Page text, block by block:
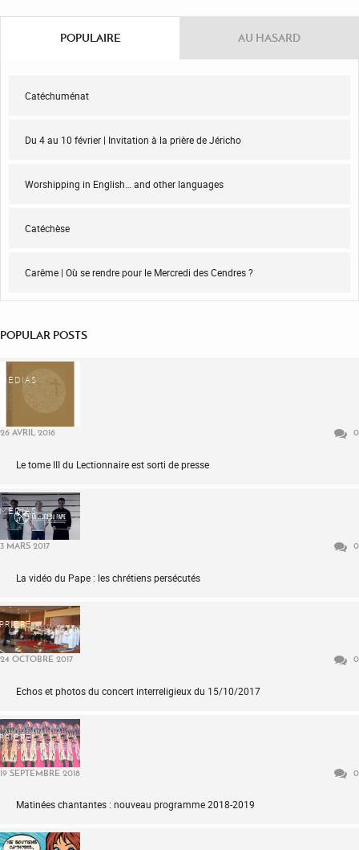
POPULAIRE AU HASARD
Catéchuménat
Du 4 au 10 février | Invitation à la prière de Jéricho
Worshipping in English… and other languages
Catéchèse
Carême | Où se rendre pour le Mercredi des Cendres ?
POPULAR POSTS
MÉDIAS
26 AVRIL 2016 0
Le tome III du Lectionnaire est sorti de presse
MÉDIAS
3 MARS 2017 0
La vidéo du Pape : les chrétiens persécutés
PRIÈRE
24 OCTOBRE 2017 0
Echos et photos du concert interreligieux du 15/10/2017
PRIÈRE
19 SEPTEMBRE 2018 0
Matinées chantantes : nouveau programme 2018-2019